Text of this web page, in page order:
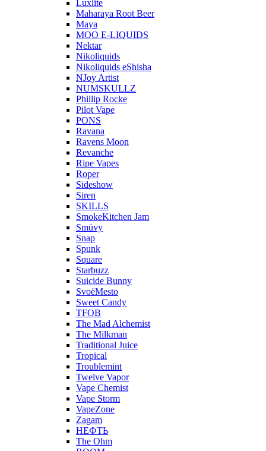
Luxlite
Maharaya Root Beer
Maya
MOO E-LIQUIDS
Nektar
Nikoliquids
Nikoliquids eShisha
NJoy Artist
NUMSKULLZ
Phillip Rocke
Pilot Vape
PONS
Ravana
Ravens Moon
Revanche
Ripe Vapes
Roper
Sideshow
Siren
SKILLS
SmokeKitchen Jam
Smüvy
Snap
Spunk
Square
Starbuzz
Suicide Bunny
SvoёMesto
Sweet Candy
TFOB
The Mad Alchemist
The Milkman
Traditional Juice
Tropical
Troublemint
Twelve Vapor
Vape Chemist
Vape Storm
VapeZone
Zagam
НЕФТЬ
The Ohm